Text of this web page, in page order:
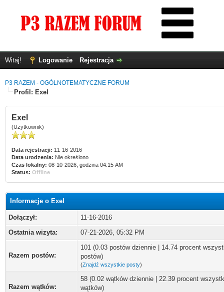
Witaj! Logowanie Rejestracja
P3 RAZEM - OGÓLNOTEMATYCZNE FORUM
Profil: Exel
Exel
(Użytkownik)
Data rejestracji: 11-16-2016
Data urodzenia: Nie określono
Czas lokalny: 08-10-2026, godzina 04:15 AM
Status: Offline
Informacje o Exel
Dołączył:
11-16-2016
Ostatnia wizyta:
07-21-2026, 05:32 PM
Razem postów:
101 (0.03 postów dziennie | 14.74 procent
postów)
(Znajdź wszystkie posty)
Razem wątków:
58 (0.02 wątków dziennie | 22.39 procent
wątków)